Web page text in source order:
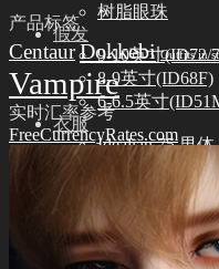
树脂眼珠
假发
9-10英寸(ID72/
8-9英寸(ID68F)
6-6.5英寸
衣服
Idealian 75 男体
Idealian 72 男体
Idealian 68 女体
Idealian 51 男体
鞋靴
Idealian 72/75
产品标签
CentaurDokkebi Outfits in
Vampire
实时汇率参考
FreeCurrencyRates.com